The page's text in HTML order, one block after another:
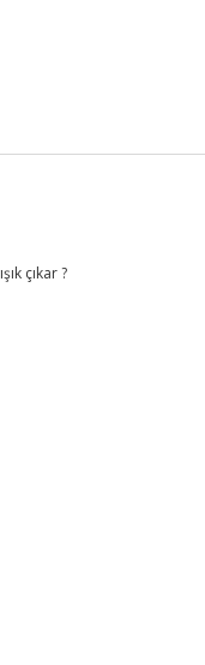
çıkar ?